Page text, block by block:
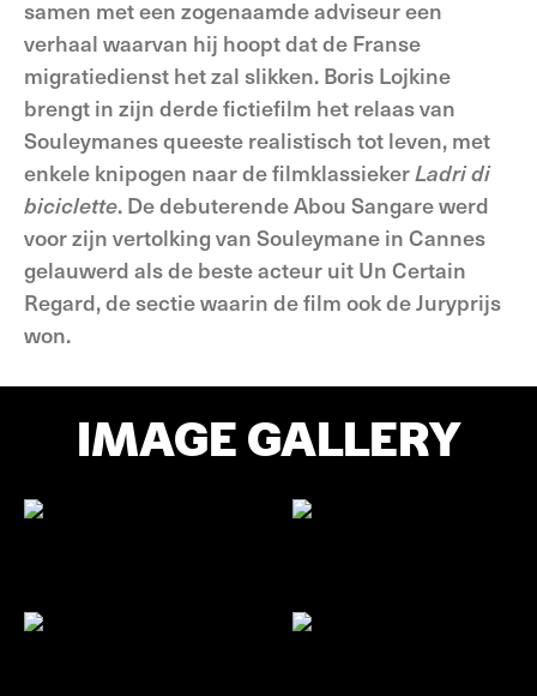
samen met een zogenaamde adviseur een
verhaal waarvan hij hoopt dat de Franse
migratiedienst het zal slikken. Boris Lojkine
brengt in zijn derde fictiefilm het relaas van
Souleymanes queeste realistisch tot leven, met
enkele knipogen naar de filmklassiekerLadri di
biciclette. De debuterende Abou Sangare werd
voor zijn vertolking van Souleymane in Cannes
gelauwerd als de beste acteur uit Un Certain
Regard, de sectie waarin de film ook de Juryprijs
won.
IMAGE GALLERY